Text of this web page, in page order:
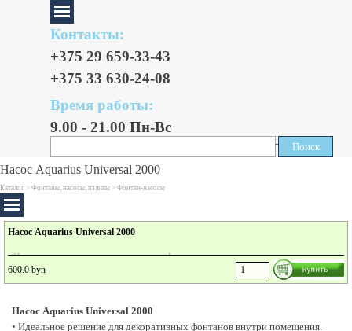
Контакты:
+375 29 659-33-43
+375 33 630-24-08
Время работы:
9.00 - 21.00 Пн-Вс
Поиск
Поиск
Насос Aquarius Universal 2000
Каталог > Фонтаны, насосы, изливы > Фонтан-насосы
Насос Aquarius Universal 2000
• Идеальное решение для декоративных фонтанов внутри помещения.
• Возможность использование на мелководье.
• Вся серия насосов Aquarius Universal оборудована температурным выключателем.
• Возможно также установка на улице.
• Погружная и сухая установка.
600.0 byn
Насос Aquarius Universal 2000
• Идеальное решение для декоративных фонтанов внутри помещения.